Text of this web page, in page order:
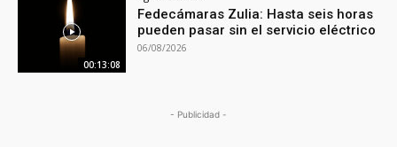
00:13:08
Fedecámaras Zulia: Hasta seis horas
pueden pasar sin el servicio eléctrico
06/08/2026
- Publicidad -